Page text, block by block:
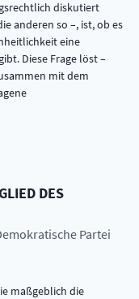
diskutiert
anderen so –, ist, ob es
eine
Diese Frage löst –
mit dem
DES
Partei
maßgeblich die